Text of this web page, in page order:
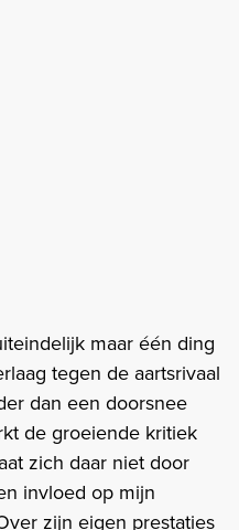
maar één ding
tegen de aartsrivaal
dan een doorsnee
de groeiende kritiek
zich daar niet door
invloed op mijn
zijn eigen prestaties